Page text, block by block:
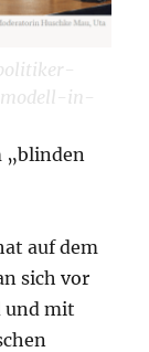
in-
„blinden
auf dem
sich vor
und mit